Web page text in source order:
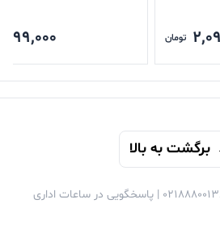
با پایین ترین قیمت در فروشگاه
اینترنتی آریا با مشاورین فروش
تومان
برگشت به بالا